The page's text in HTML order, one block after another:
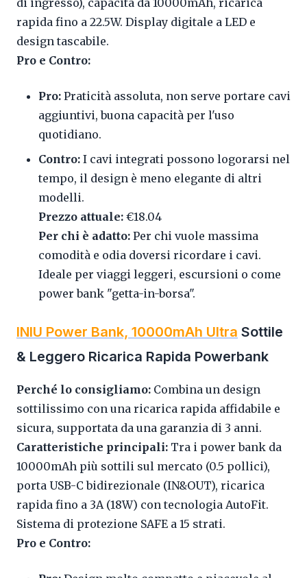
di ingresso), capacità da 10000mAh, ricarica
rapida fino a 22.5W. Display digitale a LED e
design tascabile.
Pro e Contro:
Pro: Praticità assoluta, non serve portare cavi
aggiuntivi, buona capacità per l'uso
quotidiano.
Contro: I cavi integrati possono logorarsi nel
tempo, il design è meno elegante di altri
modelli.
Prezzo attuale: €18.04
Per chi è adatto: Per chi vuole massima
comodità e odia doversi ricordare i cavi.
Ideale per viaggi leggeri, escursioni o come
power bank "getta-in-borsa".
INIU Power Bank, 10000mAh Ultra Sottile
& Leggero Ricarica Rapida Powerbank
Perché lo consigliamo: Combina un design
sottilissimo con una ricarica rapida affidabile e
sicura, supportata da una garanzia di 3 anni.
Caratteristiche principali: Tra i power bank da
10000mAh più sottili sul mercato (0.5 pollici),
porta USB-C bidirezionale (IN&OUT), ricarica
rapida fino a 3A (18W) con tecnologia AutoFit.
Sistema di protezione SAFE a 15 strati.
Pro e Contro: